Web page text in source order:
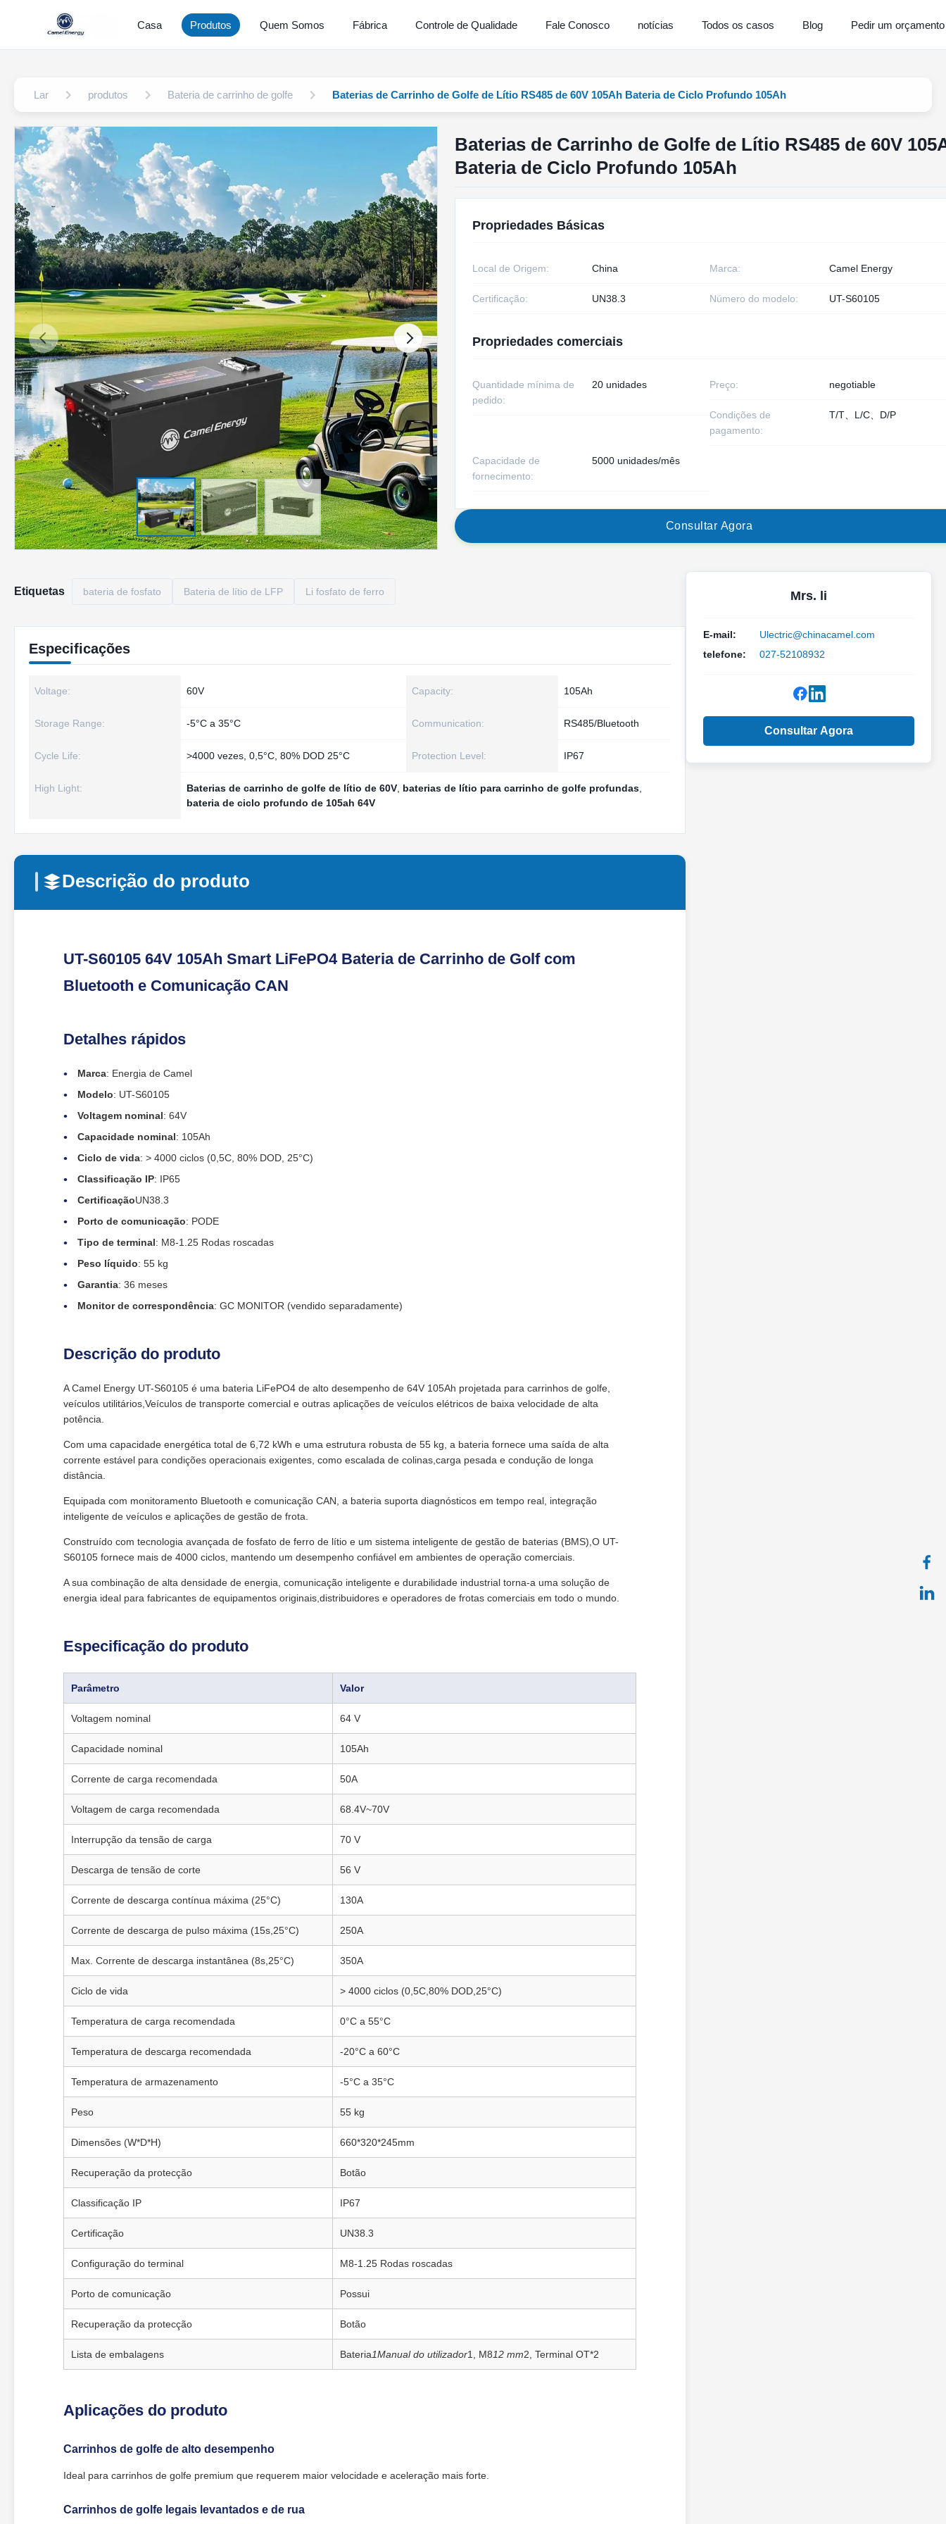
Casa Produtos Quem Somos Fábrica Controle de Qualidade Fale Conosco notícias Todos os casos Blog Pedir um orçamento
Lar produtos Bateria de carrinho de golfe Baterias de Carrinho de Golfe de Lítio RS485 de 60V 105Ah Bateria de Ciclo Profundo 105Ah
Baterias de Carrinho de Golfe de Lítio RS485 de 60V
Bateria de Ciclo Profundo 105Ah
Propriedades Básicas
Local de Origem: China Marca: Camel Energy
Certificação: UN38.3 Número do modelo: UT-S60105
Propriedades comerciais
Quantidade mínima de
pedido:
20 unidades Preço: negotiable
Condições de
pagamento:
T/T、L/C、D/P
Capacidade de
fornecimento:
5000 unidades/mês
Consu tar Agora
Etiquetas bateria de fosfato Bateria de lítio de LFP Li fosfato de ferro
Especificações
Voltage: 60V Capacity: 105Ah
Storage Range: -5°C a 35°C Communication: RS485/Bluetooth
Cycle Life: >4000 vezes, 0,5°C, 80% DOD 25°C Protection Level: IP67
High Light: Baterias de carrinho de golfe de lítio de 60V baterias de lítio para carrinho de golfe profundas
bateria de ciclo profundo de 105ah 64V
Descrição do produto
UT-S60105 64V 105Ah Smart LiFePO4 Bateria de Carrinho de Golf com
Bluetooth e Comunicação CAN
Detalhes rápidos
Marca: Energia de Camel
Modelo: UT-S60105
Voltagem nominal: 64V
Capacidade nominal: 105Ah
Ciclo de vida: > 4000 ciclos (0,5C, 80% DOD, 25°C)
Classificação IP: IP65
CertificaçãoUN38.3
Porto de comunicação: PODE
Tipo de terminal: M8-1.25 Rodas roscadas
Peso líquido: 55 kg
Garantia: 36 meses
Monitor de correspondência: GC MONITOR (vendido separadamente)
Descrição do produto
A Camel Energy UT-S60105 é uma bateria LiFePO4 de alto desempenho de 64V 105Ah projetada para carrinhos de golfe,
veículos utilitários,Veículos de transporte comercial e outras aplicações de veículos elétricos de baixa velocidade de alta
potência.
Com uma capacidade energética total de 6,72 kWh e uma estrutura robusta de 55 kg, a bateria fornece uma saída de alta
corrente estável para condições operacionais exigentes, como escalada de colinas,carga pesada e condução de longa
distância.
Equipada com monitoramento Bluetooth e comunicação CAN, a bateria suporta diagnósticos em tempo real, integração
inteligente de veículos e aplicações de gestão de frota.
Construído com tecnologia avançada de fosfato de ferro de lítio e um sistema inteligente de gestão de baterias (BMS),O UT-
S60105 fornece mais de 4000 ciclos, mantendo um desempenho confiável em ambientes de operação comerciais.
A sua combinação de alta densidade de energia, comunicação inteligente e durabilidade industrial torna-a uma solução de
energia ideal para fabricantes de equipamentos originais,distribuidores e operadores de frotas comerciais em todo o mundo.
Especificação do produto
Parâmetro Valor
Voltagem nominal 64 V
Capacidade nominal 105Ah
Corrente de carga recomendada 50A
Voltagem de carga recomendada 68.4V~70V
Interrupção da tensão de carga 70 V
Descarga de tensão de corte 56 V
Corrente de descarga contínua máxima (25°C) 130A
Corrente de descarga de pulso máxima (15s,25°C) 250A
Max. Corrente de descarga instantânea (8s,25°C) 350A
Ciclo de vida > 4000 ciclos (0,5C,80% DOD,25°C)
Temperatura de carga recomendada 0°C a 55°C
Temperatura de descarga recomendada -20°C a 60°C
Temperatura de armazenamento -5°C a 35°C
Peso 55 kg
Dimensões (W*D*H) 660*320*245mm
Recuperação da protecção Botão
Classificação IP IP67
Certificação UN38.3
Configuração do terminal M8-1.25 Rodas roscadas
Porto de comunicação Possui
Recuperação da protecção Botão
Lista de embalagens Bateria1Manual do utilizador1, M812 mm2, Terminal OT*2
Aplicações do produto
Carrinhos de golfe de alto desempenho
Ideal para carrinhos de golfe premium que requerem maior velocidade e aceleração mais forte.
Carrinhos de golfe legais levantados e de rua
Mrs. li
E-mail:
Ulectric@chinacamel.com
telefone:
027-52108932
Consultar Agora